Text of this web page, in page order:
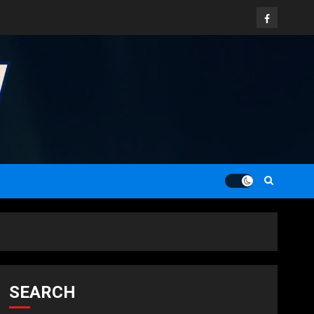
Facebook
SEARCH